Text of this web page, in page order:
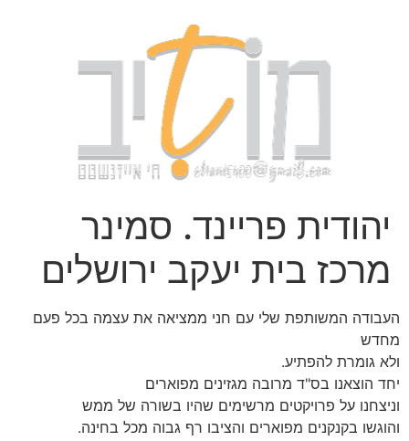
יהודית פריינד. סמינר
מרכז בית יעקב ירושלים
העבודה המשותפת שלי עם חני ממציאה את עצמה בכל פעם
מחדש
ולא גומרת להפתיע.
יחד הוצאנו בס"ד מרובה מגזינים מפוארים
וניצחנו על פרויקטים מרשימים שהיו בשורה של ממש
והוגשו בקנקנים מפוארים והציבו רף גבוה מכל בחינה.